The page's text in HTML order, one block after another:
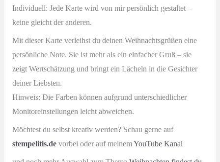
Individuell: Jede Karte wird von mir persönlich gestaltet –
keine gleicht der anderen.
Mit dieser Karte verleihst du deinen Weihnachtsgrüßen eine
persönliche Note. Sie ist mehr als ein einfacher Gruß – sie
zeigt Wertschätzung und bringt ein Lächeln in die Gesichter
deiner Liebsten.
Hinweis: Die Farben können aufgrund unterschiedlicher
Monitoreinstellungen leicht abweichen.
Möchtest du selbst kreativ werden? Schau gerne auf
stempelitis.devorbei oder auf meinemYouTube Kanal